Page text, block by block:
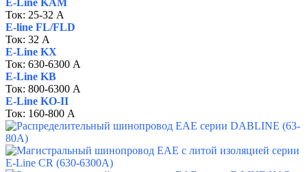
E-Line KAM
Ток: 25-32 А
E-line FL/FLD
Ток: 32 А
E-Line KX
Ток: 630-6300 А
E-Line KB
Ток: 800-6300 А
E-Line KO-II
Ток: 160-800 А